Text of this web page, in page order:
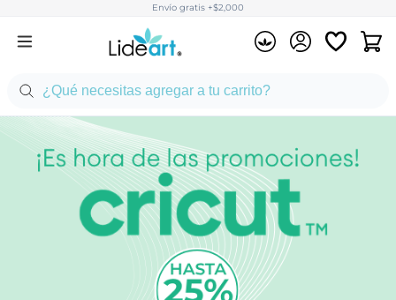
Envío gratis +$2,000